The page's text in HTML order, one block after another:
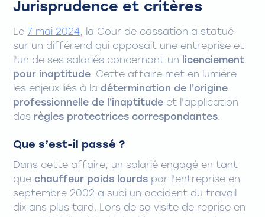
Jurisprudence et critères
Le 7 mai 2024, la Cour de cassation a statué
sur un différend qui opposait une entreprise et
l'un de ses salariés concernant un licenciement
pour inaptitude. Cette affaire met en lumière
les enjeux liés à la détermination de l'origine
professionnelle de l'inaptitude et l'application
des règles protectrices correspondantes.
Que s’est-il passé ?
Dans cette affaire, un salarié engagé en tant
que chauffeur poids lourds par l'entreprise en
septembre 2002 a subi un accident du travail
dix ans plus tard. Lors de sa visite de reprise en